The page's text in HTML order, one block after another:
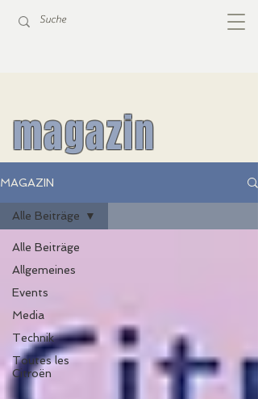
magazin
MAGAZIN
Alle Beiträge
Allgemeines
Events
Media
Technik
Toutes les
Citroën
Alle Beiträge